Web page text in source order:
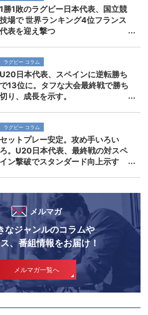
1勝1敗のラグビー日本代表、国立競
技場で 世界ランキング4位フランス
代表を迎え撃つ
ラグビー コラム
U20日本代表、スペインに逆転勝ち
で13位に。タフな大会最終戦で勝ち
切り、成長を示す。
ラグビー コラム
セットプレー安定。攻め手いろい
ろ。U20日本代表、最終戦の対スペ
イン撃破でスタンダード向上示す
メルマガ
なジャンルのコラムや
、番組情報をお届け！
メルマガ一覧へ